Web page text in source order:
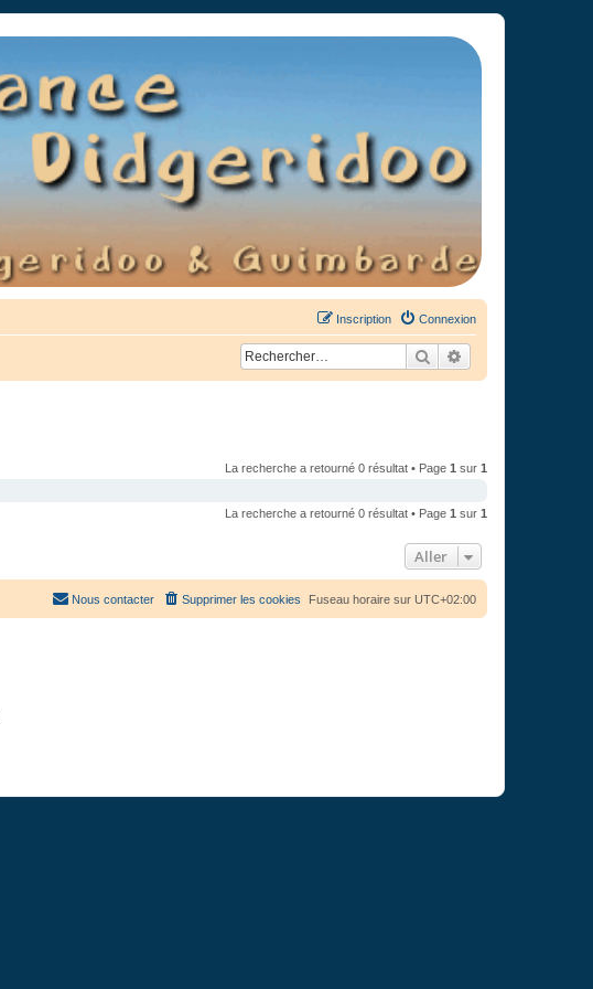
Connexion
Inscription
Rechercher
La recherche a retourné 0 résultat • Page 1 sur 1
La recherche a retourné 0 résultat • Page 1 sur 1
Aller
Fuseau horaire sur UTC+02:00
Supprimer les cookies
Nous contacter